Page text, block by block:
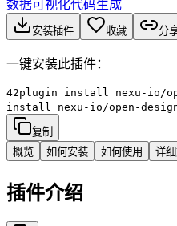
数据可视化代码生成
安装插件 收藏 分
一键安装此插件：
42plugin install nexu-io/
install nexu-io/open-
复制
概览
如何安装 如何使用 详
插件介绍